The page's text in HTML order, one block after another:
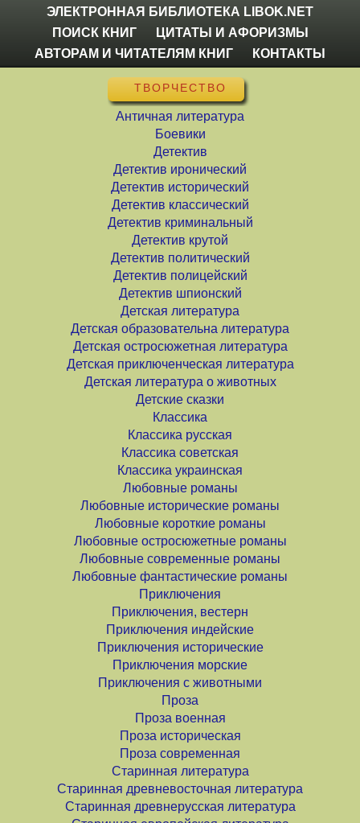
ЭЛЕКТРОННАЯ БИБЛИОТЕКА LIBOK.NET
ПОИСК КНИГ
ЦИТАТЫ И АФОРИЗМЫ
АВТОРАМ И ЧИТАТЕЛЯМ КНИГ
КОНТАКТЫ
ТВОРЧЕСТВО
Античная литература
Боевики
Детектив
Детектив иронический
Детектив исторический
Детектив классический
Детектив криминальный
Детектив крутой
Детектив политический
Детектив полицейский
Детектив шпионский
Детская литература
Детская образовательна литература
Детская остросюжетная литература
Детская приключенческая литература
Детская литература о животных
Детские сказки
Классика
Классика русская
Классика советская
Классика украинская
Любовные романы
Любовные исторические романы
Любовные короткие романы
Любовные остросюжетные романы
Любовные современные романы
Любовные фантастические романы
Приключения
Приключения, вестерн
Приключения индейские
Приключения исторические
Приключения морские
Приключения с животными
Проза
Проза военная
Проза историческая
Проза современная
Старинная литература
Старинная древневосточная литература
Старинная древнерусская литература